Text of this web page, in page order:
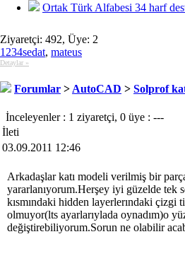
Ortak Türk Alfabesi 34 harf
Ziyaretçi: 492, Üye: 2
1234sedat, mateus
Detaylar »
Forumlar > AutoCAD > Solprof
İnceleyenler : 1 ziyaretçi, 0 üye : ---
İleti
03.09.2011 12:46
Arkadaşlar katı modeli verilmiş bir
yararlanıyorum.Herşey iyi güzelde tek
kısmındaki hidden layerlerındaki
olmuyor(lts ayarlarıylada oynadım)o
değiştirebiliyorum.Sorun ne olabilir